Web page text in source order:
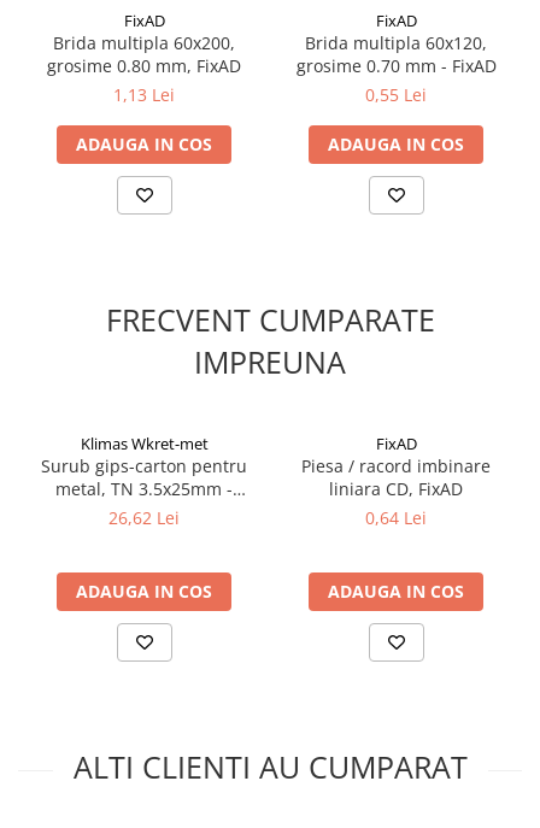
FixAD
Brida multipla 60x200,
grosime 0.80 mm, FixAD
1,13 Lei
ADAUGA IN COS
FixAD
Brida multipla 60x120,
grosime 0.70 mm - FixAD
0,55 Lei
ADAUGA IN COS
FRECVENT CUMPARATE
IMPREUNA
Klimas Wkret-met
Surub gips-carton pentru
metal, TN 3.5x25mm -
KSGM-35025, Klimas Wkret-
26,62 Lei
ADAUGA IN COS
FixAD
Piesa / racord imbinare
liniara CD, FixAD
0,64 Lei
ADAUGA IN COS
ALTI CLIENTI AU CUMPARAT